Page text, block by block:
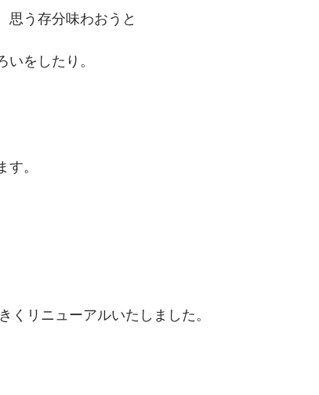
思う存分味わおうと
をしたり。
。
くリニューアルいたしました。